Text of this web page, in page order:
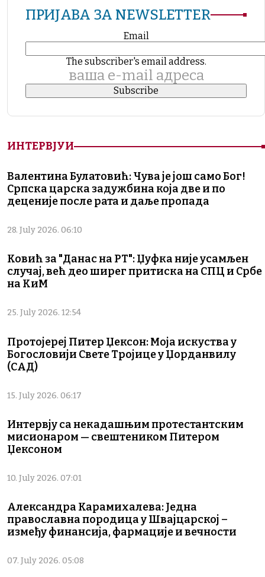
ПРИЈАВА ЗА NEWSLETTER
Email
The subscriber's email address.
ваша е-mail адреса
ИНТЕРВЈУИ
Валентина Булатовић: Чува је још само Бог!
Српска царска задужбина која две и по
деценије после рата и даље пропада
28. July 2026. 06:10
Ковић за "Данас на РТ": Џуфка није усамљен
случај, већ део ширег притиска на СПЦ и Србе
на КиМ
25. July 2026. 12:54
Протојереј Питер Џексон: Моја искуства у
Богословији Свете Тројице у Џорданвилу
(САД)
15. July 2026. 06:17
Интервју са некадашњим протестантским
мисионаром — свештеником Питером
Џексоном
10. July 2026. 07:01
Александра Карамихалева: Једна
православна породица у Швајцарској –
између финансија, фармације и вечности
07. July 2026. 05:08